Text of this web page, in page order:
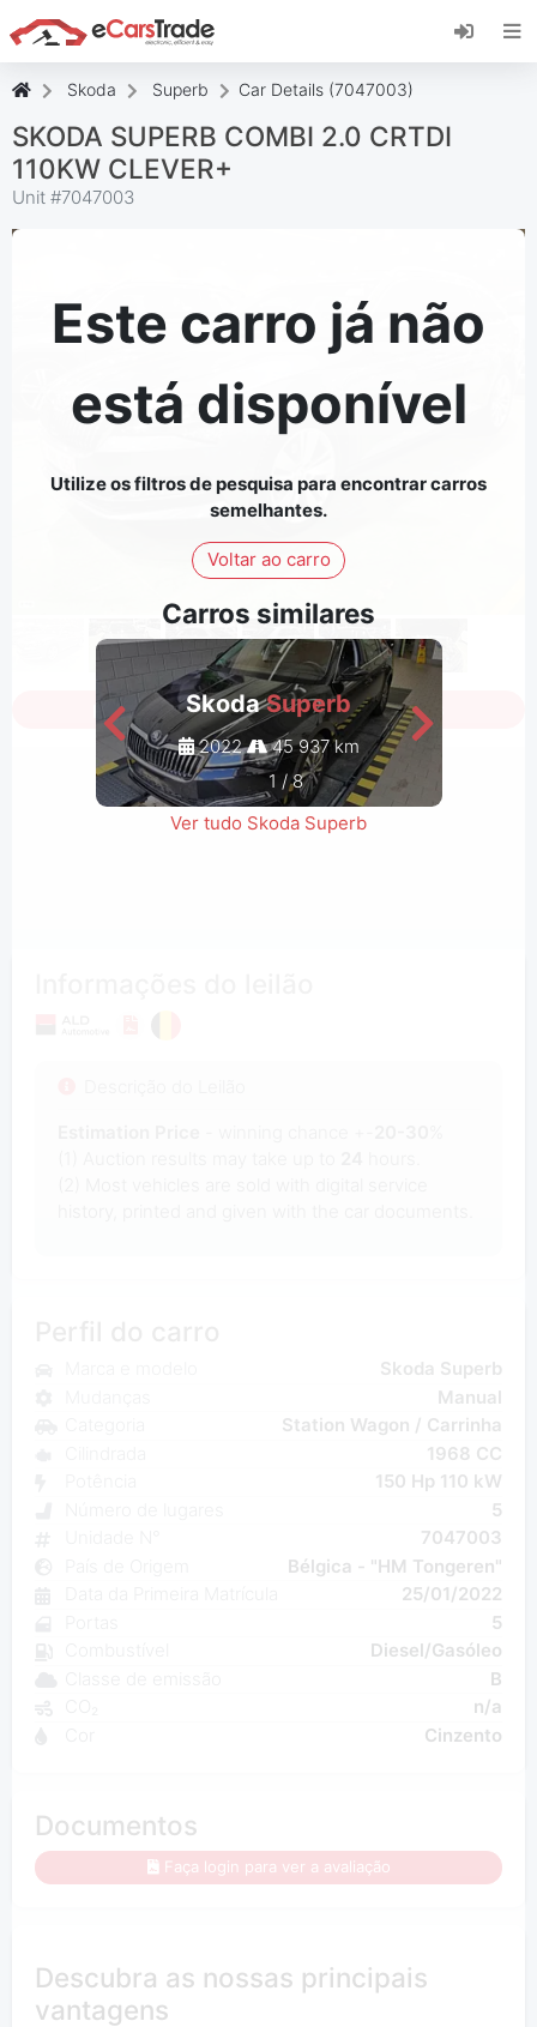
Instale a aplicação web eCarsTrade, adicione-a
ao seu ecrã inicial e receba atualizações
Skoda Superb Car Details (7047003)
SKODA SUPERB COMBI 2.0 CRTDI
110KW CLEVER+
Unit #7047003
Este carro já não
está disponível
Utilize os filtros de pesquisa para encontrar carros
semelhantes.
Voltar ao carro
Carros similares
SkodaSuperb
2022
45 937 km
1 /8
Ver tudo Skoda Superb
Iniciar a sessão para ver todas as fotos
Skoda Superb
Manual
Station Wagon / Carrinha
1968 CC
150 Hp 110 kW
5
7047003
Bélgica - "HM Tongeren"
25/01/2022
5
Diesel/Gasóleo
B
n/a
Cinzento
Documentos
Faça login para ver a avaliação
Descubra as nossas principais
vantagens